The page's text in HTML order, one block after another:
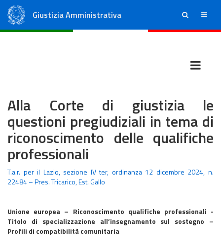
Giustizia Amministrativa ricerca menu
Alla Corte di giustizia le
questioni pregiudiziali in tema di
riconoscimento delle qualifiche
professionali
T.a.r. per il Lazio, sezione IV ter, ordinanza 12 dicembre 2024, n.
22484 – Pres. Tricarico, Est. Gallo
Unione europea – Riconoscimento qualifiche professionali -
Titolo di specializzazione all’insegnamento sul sostegno –
Profili di compatibilità comunitaria